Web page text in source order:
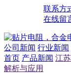
联系方
在线留
公司新闻 行业新闻
首页 产品新闻 江
解析与应用